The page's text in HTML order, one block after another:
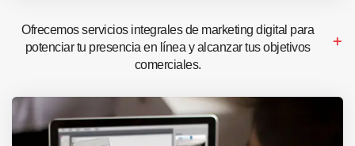
Ofrecemos servicios integrales de marketing digital para
potenciar tu presencia en línea y alcanzar tus objetivos
comerciales.